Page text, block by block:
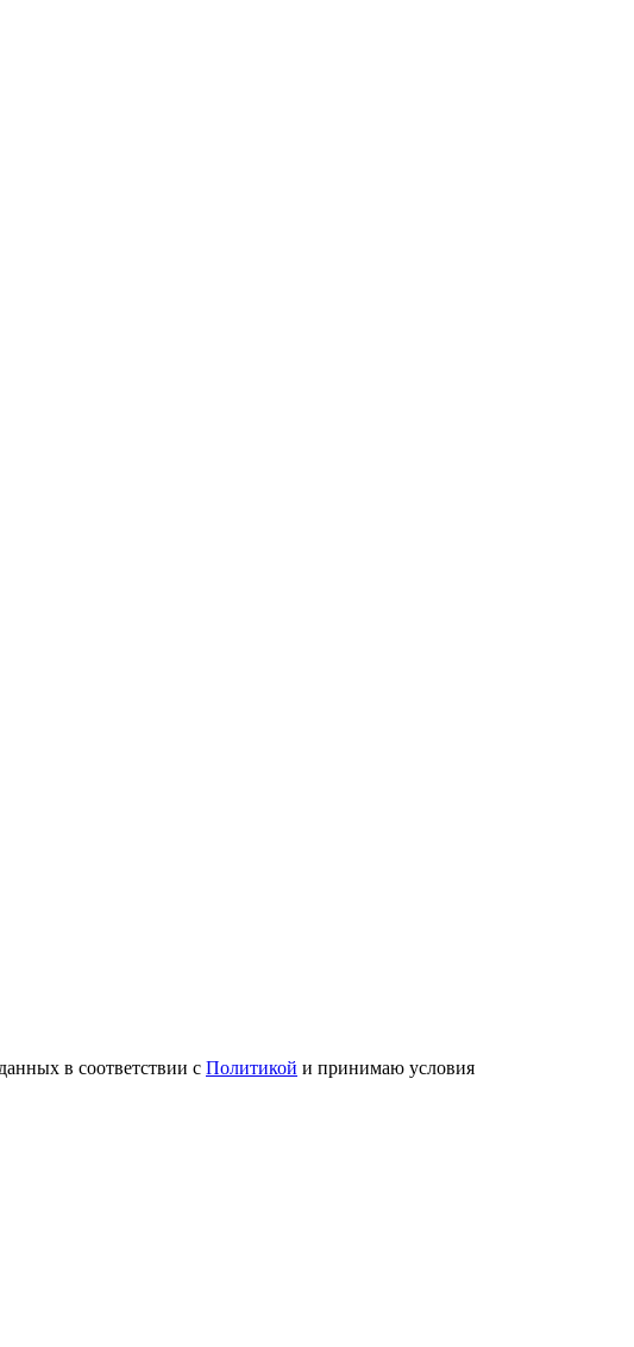
в соответствии с Политикой и принимаю условия